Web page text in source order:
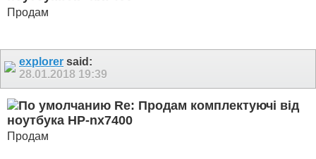
Продам
explorer said:
28.01.2018 19:39
Re: Продам комплектуючі від
ноутбука HP-nx7400
Продам